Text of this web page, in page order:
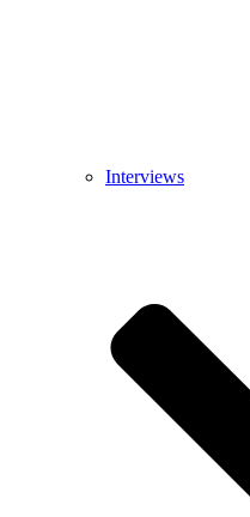
Interviews